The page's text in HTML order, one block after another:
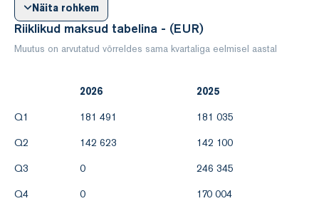
Näita rohkem
Riiklikud maksud tabelina - (EUR)
Muutus on arvutatud võrreldes sama kvartaliga eelmisel aastal
2026
2025
Q1
181 491
181 035
Q2
142 623
142 100
Q3
0
246 345
Q4
0
170 004